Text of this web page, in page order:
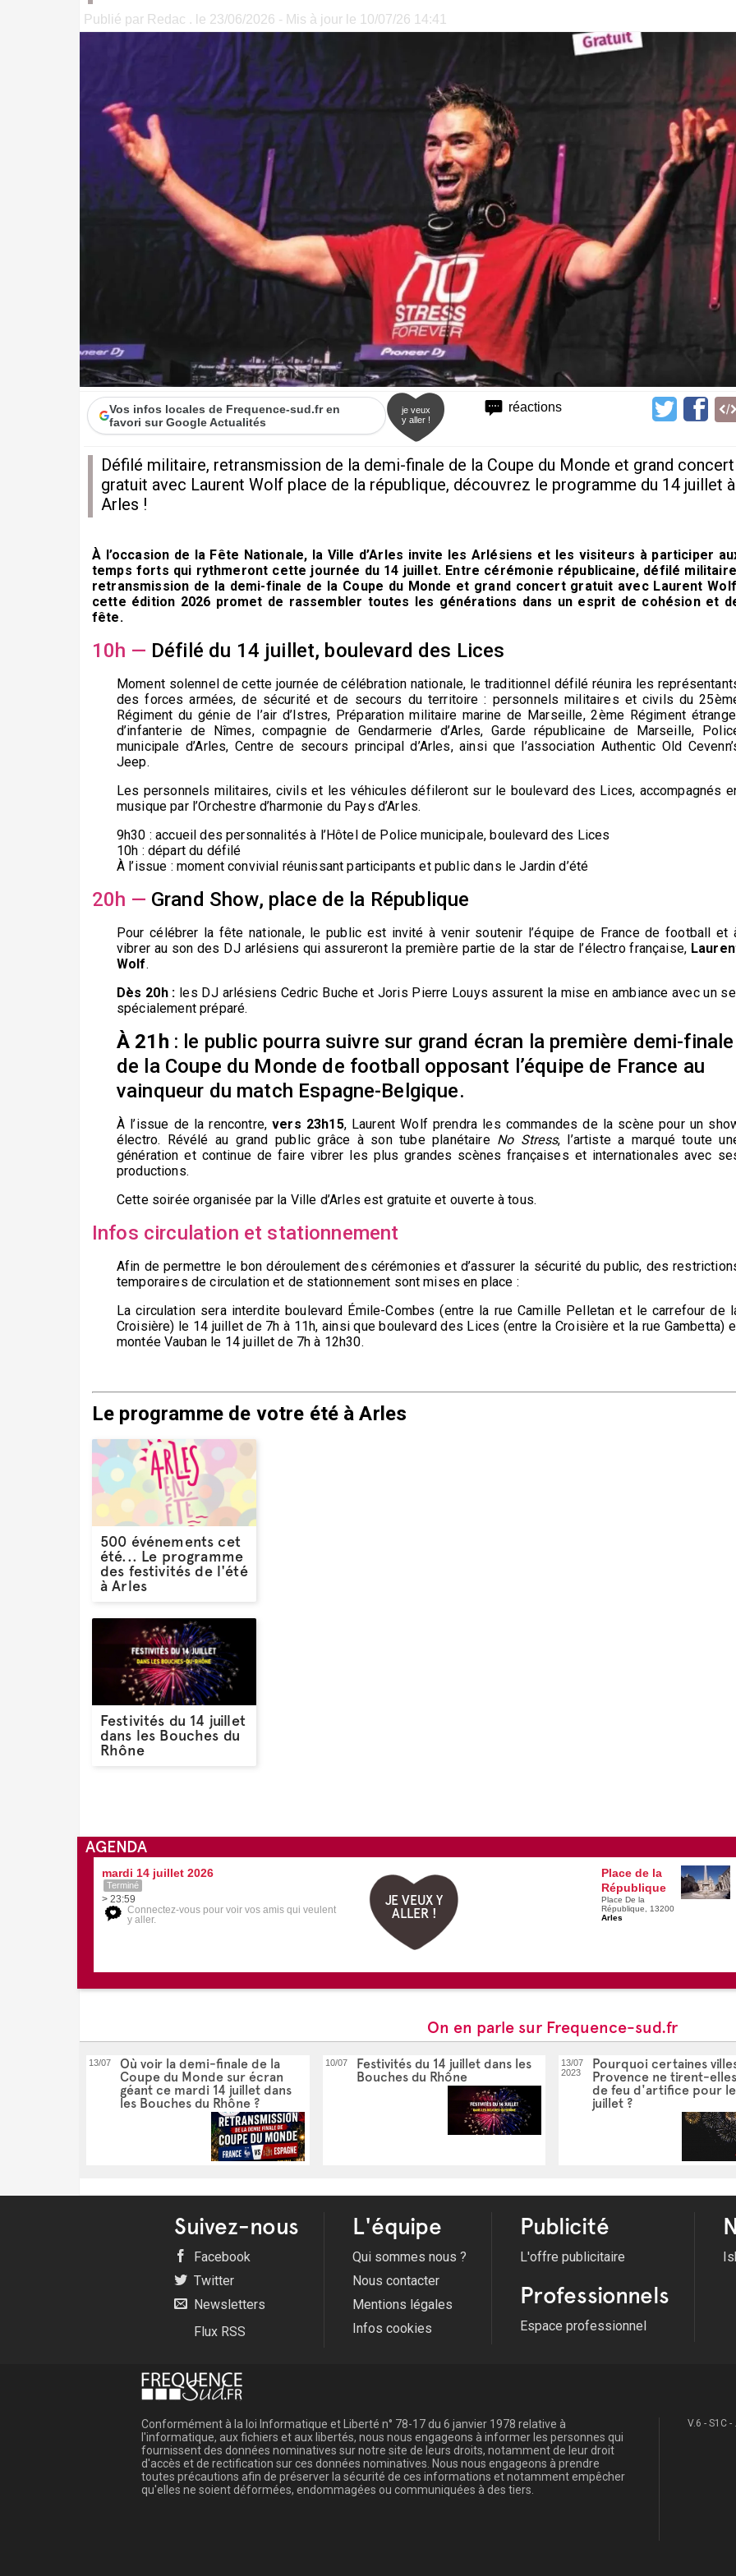
Publié par Redac . le 23/06/2026 - Mis à jour le 10/07/26 14:41
réactions
Vos infos locales de Frequence-sud.fr en
favori sur Google Actualités
je veux
y aller !
Défilé militaire, retransmission de la demi-finale de la Coupe du Monde et grand concert
gratuit avec Laurent Wolf place de la république, découvrez le programme du 14 juillet à
Arles !
À l’occasion de la Fête Nationale, la Ville d’Arles invite les Arlésiens et les visiteurs à participer
temps forts qui rythmeront cette journée du 14 juillet. Entre cérémonie républicaine, défilé
retransmission de la demi-finale de la Coupe du Monde et grand concert gratuit avec Laurent
cette édition 2026 promet de rassembler toutes les générations dans un esprit de cohésion et
fête.
10h — Défilé du 14 juillet, boulevard des Lices
Moment solennel de cette journée de célébration nationale, le traditionnel défilé réunira les
des forces armées, de sécurité et de secours du territoire : personnels militaires et civils du
Régiment du génie de l’air d’Istres, Préparation militaire marine de Marseille, 2ème Régiment
d’infanterie de Nîmes, compagnie de Gendarmerie d’Arles, Garde républicaine de Marseille,
municipale d’Arles, Centre de secours principal d’Arles, ainsi que l’association Authentic Old
Jeep.
Les personnels militaires, civils et les véhicules défileront sur le boulevard des Lices, accompagnés
musique par l’Orchestre d’harmonie du Pays d’Arles.
9h30 : accueil des personnalités à l’Hôtel de Police municipale, boulevard des Lices
10h : départ du défilé
À l’issue : moment convivial réunissant participants et public dans le Jardin d’été
20h — Grand Show, place de la République
Pour célébrer la fête nationale, le public est invité à venir soutenir l’équipe de France de football et
vibrer au son des DJ arlésiens qui assureront la première partie de la star de l’électro française,
Wolf.
Dès 20h : les DJ arlésiens Cedric Buche et Joris Pierre Louys assurent la mise en ambiance avec un
spécialement préparé.
À 21h : le public pourra suivre sur grand écran la première demi-finale
de la Coupe du Monde de football opposant l’équipe de France au
vainqueur du match Espagne-Belgique.
À l’issue de la rencontre,vers 23h15, Laurent Wolf prendra les commandes de la scène pour un
électro. Révélé au grand public grâce à son tube planétaire No Stress, l’artiste a marqué toute
génération et continue de faire vibrer les plus grandes scènes françaises et internationales avec
productions.
Cette soirée organisée par la Ville d’Arles est gratuite et ouverte à tous.
Infos circulation et stationnement
Afin de permettre le bon déroulement des cérémonies et d’assurer la sécurité du public, des
temporaires de circulation et de stationnement sont mises en place :
La circulation sera interdite boulevard Émile-Combes (entre la rue Camille Pelletan et le carrefour de
Croisière) le 14 juillet de 7h à 11h, ainsi que boulevard des Lices (entre la Croisière et la rue Gambetta)
montée Vauban le 14 juillet de 7h à 12h30.
Le programme de votre été à Arles
500 événements cet
été... Le programme
des festivités de l'été
à Arles
Festivités du 14 juillet
dans les Bouches du
Rhône
AGENDA
mardi 14 juillet 2026
Terminé
> 23:59
Connectez-vous pour voir vos amis qui veulent
y aller.
JE VEUX Y
ALLER !
Place de la
République
Place De la
République, 13200
Arles
On en parle sur Frequence-sud.fr
13/07
Où voir la demi-finale de la
Coupe du Monde sur écran
géant ce mardi 14 juillet dans
les Bouches du Rhône ?
10/07
Festivités du 14 juillet dans les
Bouches du Rhône
13/07
2023
Pourquoi certaines
Provence ne tirent-
de feu d'artifice pour le
juillet ?
Suivez-nous
Facebook
Twitter
Newsletters
Flux RSS
L'équipe
Qui sommes nous ?
Nous contacter
Mentions légales
Infos cookies
Publicité
L'offre publicitaire
Professionnels
Espace professionnel
Conformément à la loi Informatique et Liberté n° 78-17 du 6 janvier 1978 relative à
l'informatique, aux fichiers et aux libertés, nous nous engageons à informer les personnes qui
fournissent des données nominatives sur notre site de leurs droits, notamment de leur droit
d'accès et de rectification sur ces données nominatives. Nous nous engageons à prendre
toutes précautions afin de préserver la sécurité de ces informations et notamment empêcher
qu'elles ne soient déformées, endommagées ou communiquées à des tiers.
V.6 - S1C